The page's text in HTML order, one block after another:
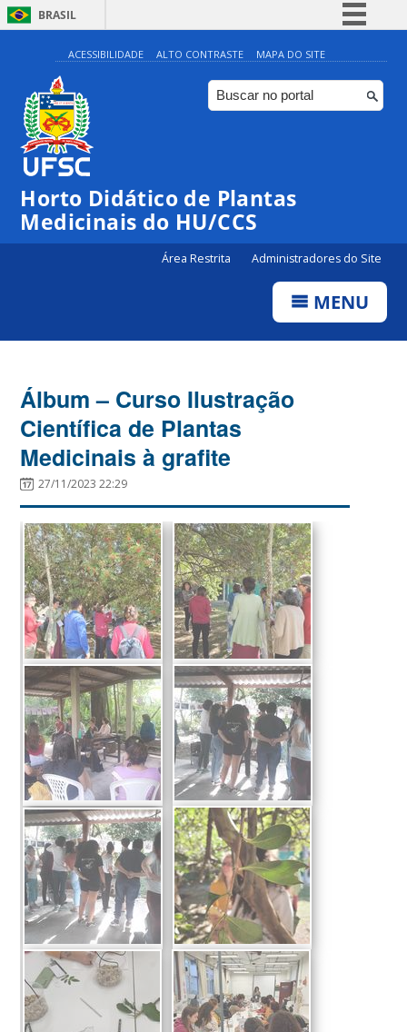
BRASIL
Simplifique!
Comunica BR
Participe
Canais
ACESSIBILIDADE ALTO CONTRASTE MAPA DO SITE
Horto Didático de Plantas
Medicinais do HU/CCS
Área Restrita Administradores do Site
MENU
Álbum – Curso Ilustração
Científica de Plantas
Medicinais à grafite
27/11/2023 22:29